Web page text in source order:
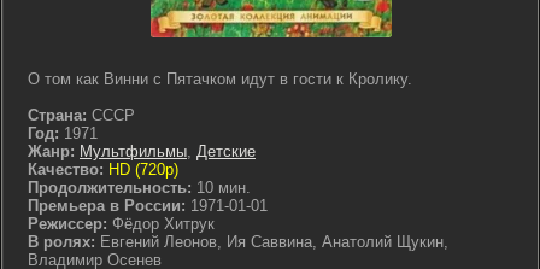
О том как Винни с Пятачком идут в гости к Кролику.
Страна: СССР
Год: 1971
Жанр: Мультфильмы, Детские
Качество: HD (720p)
Продолжительность: 10 мин.
Премьера в России: 1971-01-01
Режиссер: Фёдор Хитрук
В ролях: Евгений Леонов, Ия Саввина, Анатолий Щукин,
Владимир Осенев